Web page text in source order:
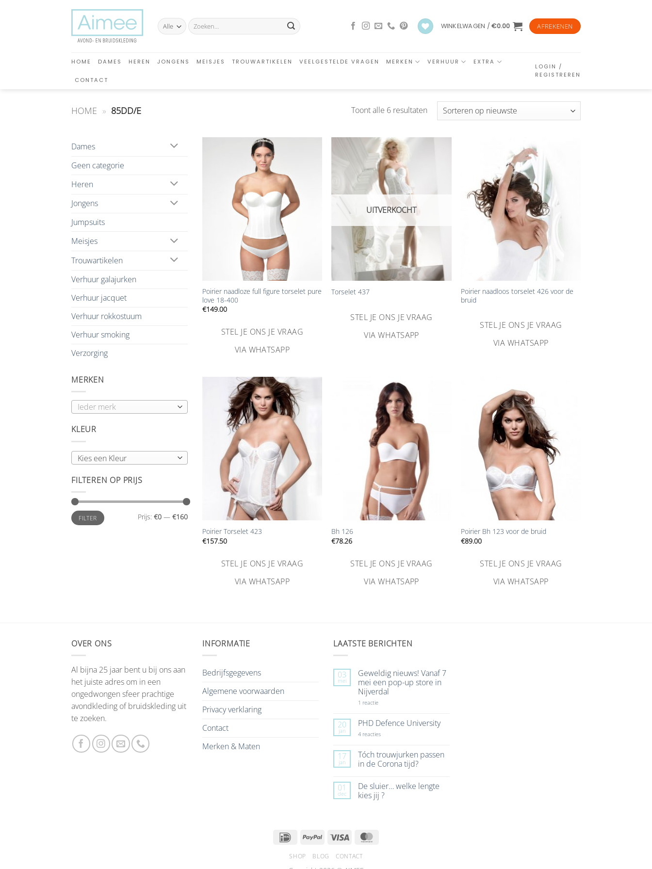
Zoeken
naar:
WINKELWAGEN /€0.00 AFREKENEN
HOME DAMES HEREN JONGENS MEISJES TROUWARTIKELEN VEELGESTELDE VRAGEN MERKEN VERHUUR EXTRA
CONTACT
LOGIN /
REGISTREREN
HOME » 85DD/E Toont alle 6 resultatenGesorteerd
Dames
Geen categorie
Heren
Jongens
Jumpsuits
Meisjes
Trouwartikelen
Verhuur galajurken
Verhuur jacquet
Verhuur rokkostuum
Verhuur smoking
Verzorging
MERKEN
KLEUR
Kies een Kleur
FILTEREN OP PRIJS
Min.
prijs
Max.
prijsFILTER Prijs: €0 — €160
toevoegen
Poirier naadloze full figure torselet pure
love 18-400
€149.00
STEL JE ONS JE VRAAG
VIA WHATSAPP
UITVERKOCHT
Torselet 437
STEL JE ONS JE VRAAG
VIA WHATSAPP
verlanglijst
Poirier naadloos torselet 426 voor de
bruid
STEL JE ONS JE VRAAG
VIA WHATSAPP
Aan
verlanglijst
toevoegen
Poirier Torselet 423
€157.50
STEL JE ONS JE VRAAG
VIA WHATSAPP
Bh 126
€78.26
STEL JE ONS JE VRAAG
VIA WHATSAPP
Poirier Bh 123 voor de bruid
€89.00
STEL JE ONS JE VRAAG
VIA WHATSAPP
OVER ONS
Al bijna 25 jaar bent u bij ons aan
het juiste adres om in een
ongedwongen sfeer prachtige
avondkleding of bruidskleding uit
te zoeken.
INFORMATIE
Bedrijfsgegevens
Algemene voorwaarden
Privacy verklaring
Contact
Merken & Maten
LAATSTE BERICHTEN
03
mei
Geweldig nieuws! Vanaf 7
mei een pop-up store in
Nijverdal
1 reactieop
Vanaf
7
mei
up
store
in
20
jan
PHD Defence University
4 reactiesop
University
17
jan
Tóch trouwjurken passen
in de Corona tijd?
op
Tóch
trouwjurken
01
dec
De sluier… welke lengte
kies jij ?
welke
lengte
jij
IDeal PayPal Visa
SHOP BLOG CONTACT